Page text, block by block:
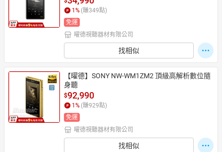
1 % (賺349點)
免運
曜德視聽器材有限公司
找相似
【曜德】SONY NW-WM1ZM2 頂級高解析數位隨
身聽
$92,990
1 % (賺929點)
免運
曜德視聽器材有限公司
找相似